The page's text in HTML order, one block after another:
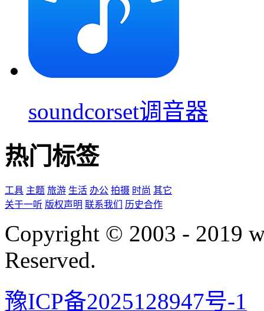
soundcorset调音器
热门标签
工具 主题 旅游 生活 办公 拍摄 时尚 其它
关于一听 版权声明 联系我们 历史合作
Copyright © 2003 - 2019
Reserved.
豫ICP备2025128947号-1